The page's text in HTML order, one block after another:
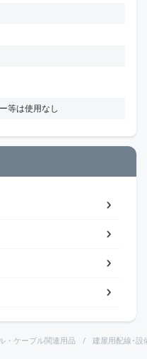
等は使用なし
・ケーブル関連用品 建屋用配線･設